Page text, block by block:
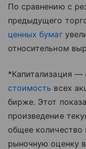
По сравнению с
предыдущего
ценных бумаг
относительном
*Капитализация —
стоимость всех
бирже. Этот
произведение
общее
рыночную оценку